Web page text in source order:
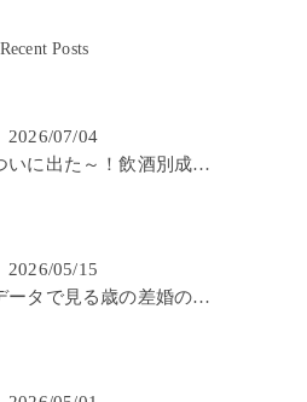
Recent Posts
2026/07/04
ついに出た～！飲酒別成婚率(IBJ)！
2026/05/15
データで見る歳の差婚の確率の低さ。